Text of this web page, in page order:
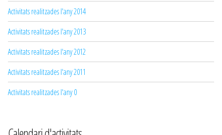
Activitats realitzades l'any 2014
Activitats realitzades l'any 2013
Activitats realitzades l'any 2012
Activitats realitzades l'any 2011
Activitats realitzades l'any 0